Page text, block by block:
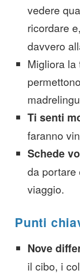
vedere
ricordare
davvero
Migliora
Ti senti
faranno
Schede
da portare
viaggio.
Punti
Nove
il cibo, i